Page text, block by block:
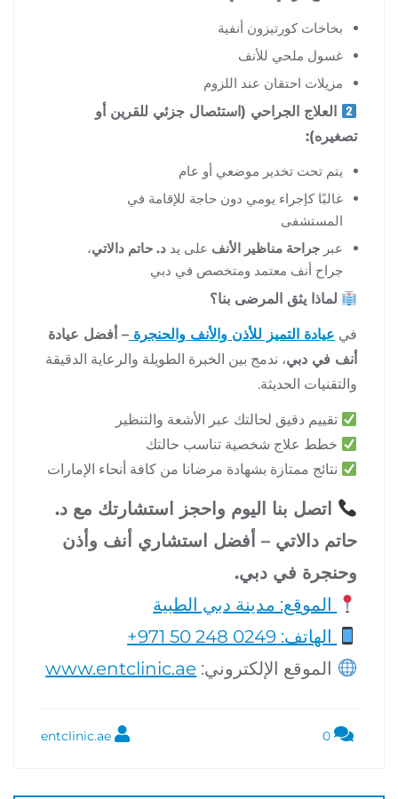
بخاخات كورتيزون أنفية
غسول ملحي للأنف
مزيلات احتقان عند اللزوم
العلاج الجراحي (استئصال جزئي للقرين أو
تصغيره):
يتم تحت تخدير موضعي أو عام
غالبًا كإجراء يومي دون حاجة للإقامة في
المستشفى
عبر جراحة مناظير الأنف على يد د. حاتم دالاتي،
جراح أنف معتمد ومتخصص في دبي
لماذا يثق المرضى بنا؟
في عيادة التميز للأذن والأنف والحنجرة – أفضل عيادة
أنف في دبي، ندمج بين الخبرة الطويلة والرعاية الدقيقة
والتقنيات الحديثة.
تقييم دقيق لحالتك عبر الأشعة والتنظير
خطط علاج شخصية تناسب حالتك
نتائج ممتازة بشهادة مرضانا من كافة أنحاء الإمارات
اتصل بنا اليوم واحجز استشارتك مع د.
حاتم دالاتي – أفضل استشاري أنف وأذن
وحنجرة في دبي.
الموقع: مدينة دبي الطبية
الهاتف: ‎+971 50 248 0249
الموقع الإلكتروني: www.entclinic.ae